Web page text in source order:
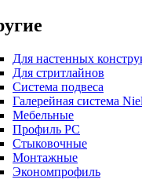
Для настенных
Для стритлайнов
Система подвеса
Галерейная система
Мебельные
Профиль РС
Стыковочные
Монтажные
Экономпрофиль